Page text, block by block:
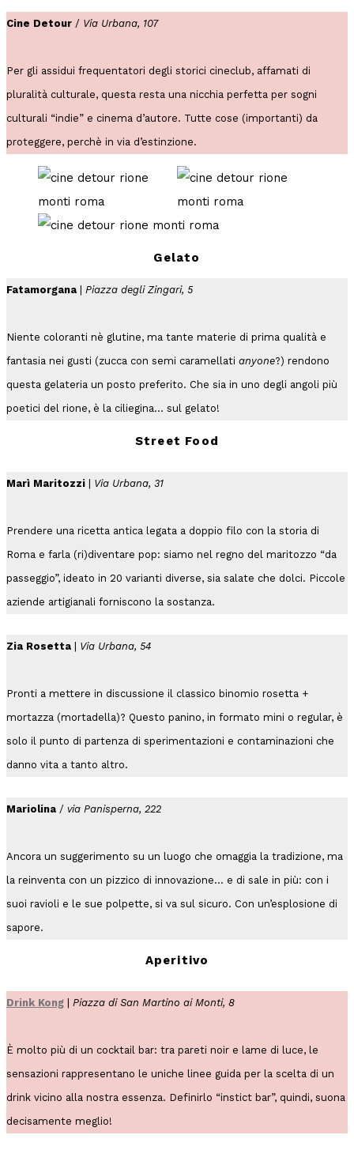
Cine Detour / Via Urbana, 107
Per gli assidui frequentatori degli storici cineclub, affamati di
pluralità culturale, questa resta una nicchia perfetta per sogni
culturali “indie” e cinema d’autore. Tutte cose (importanti) da
proteggere, perchè in via d’estinzione.
Gelato
Fatamorgana Piazza degli Zingari, 5
Niente coloranti nè glutine, ma tante materie di prima qualità e
fantasia nei gusti (zucca con semi caramellati anyone?) rendono
questa gelateria un posto preferito. Che sia in uno degli angoli più
poetici del rione, è la ciliegina… sul gelato!
Street Food
Marì Maritozzi Via Urbana, 31
Prendere una ricetta antica legata a doppio filo con la storia di
Roma e farla (ri)diventare pop: siamo nel regno del maritozzo “da
passeggio”, ideato in 20 varianti diverse, sia salate che dolci. Piccole
aziende artigianali forniscono la sostanza.
Zia Rosetta Via Urbana, 54
Pronti a mettere in discussione il classico binomio rosetta +
mortazza (mortadella)? Questo panino, in formato mini o regular, è
solo il punto di partenza di sperimentazioni e contaminazioni che
danno vita a tanto altro.
Mariolina / via Panisperna, 222
Ancora un suggerimento su un luogo che omaggia la tradizione, ma
la reinventa con un pizzico di innovazione… e di sale in più: con i
suoi ravioli e le sue polpette, si va sul sicuro. Con un’esplosione di
sapore.
Aperitivo
Drink Kong Piazza di San Martino ai Monti, 8
È molto più di un cocktail bar: tra pareti noir e lame di luce, le
sensazioni rappresentano le uniche linee guida per la scelta di un
drink vicino alla nostra essenza. Definirlo “instict bar”, quindi, suona
decisamente meglio!